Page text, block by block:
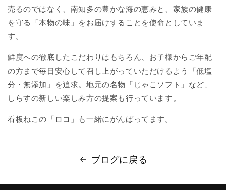
売るのではなく、南知多の豊かな海の恵みと、家族の健康
を守る「本物の味」をお届けすることを使命としていま
す。
鮮度への徹底したこだわりはもちろん、お子様からご年配
の方まで毎日安心して召し上がっていただけるよう「低塩
分・無添加」を追求。地元の名物「じゃこソフト」など、
しらすの新しい楽しみ方の提案も行っています。
看板ねこの「ロコ」も一緒にがんばってます。
ブログに戻る